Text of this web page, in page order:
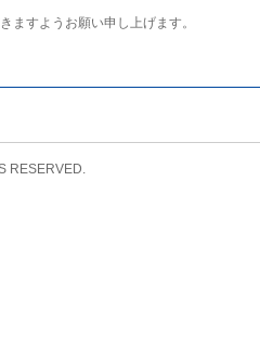
ますようお願い申し上げます。